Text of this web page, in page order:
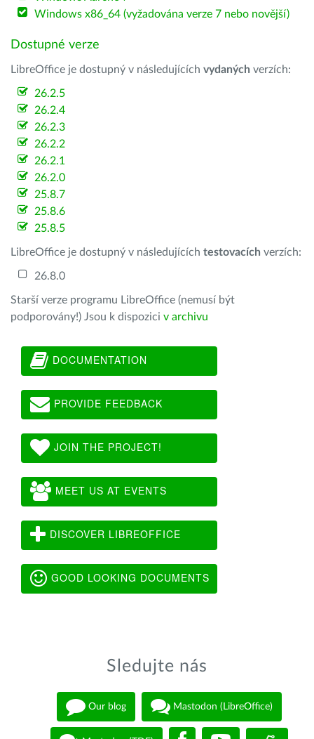
Windows x86_64 (vyžadována verze 7 nebo novější)
Dostupné verze
LibreOffice je dostupný v následujících vydaných verzích:
26.2.5
26.2.4
26.2.3
26.2.2
26.2.1
26.2.0
25.8.7
25.8.6
25.8.5
LibreOffice je dostupný v následujících testovacích verzích:
26.8.0
Starší verze programu LibreOffice (nemusí být
podporovány!) Jsou k dispozici v archivu
DOCUMENTATION
PROVIDE FEEDBACK
JOIN THE PROJECT!
MEET US AT EVENTS
DISCOVER LIBREOFFICE
GOOD LOOKING DOCUMENTS
Sledujte nás
Our blog Mastodon (LibreOffice)